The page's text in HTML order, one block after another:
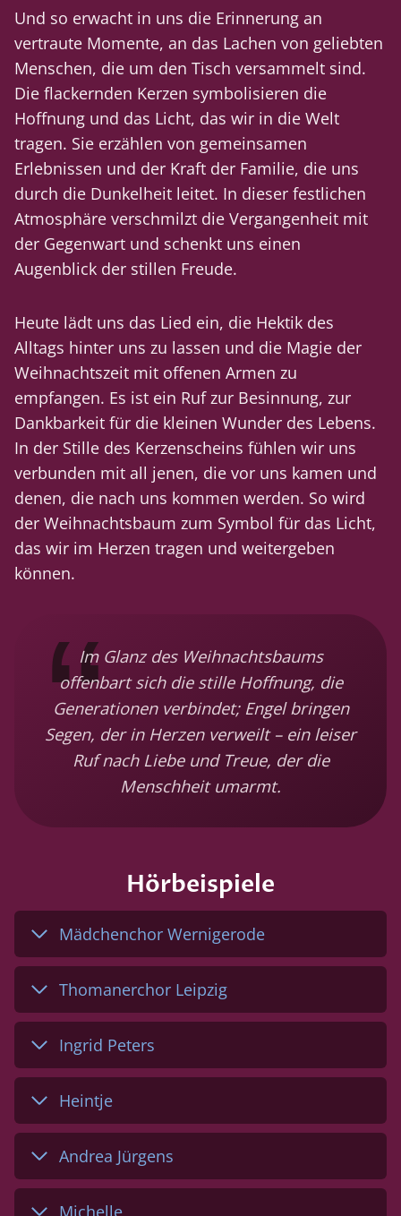
Und so erwacht in uns die Erinnerung an
vertraute Momente, an das Lachen von geliebten
Menschen, die um den Tisch versammelt sind.
Die flackernden Kerzen symbolisieren die
Hoffnung und das Licht, das wir in die Welt
tragen. Sie erzählen von gemeinsamen
Erlebnissen und der Kraft der Familie, die uns
durch die Dunkelheit leitet. In dieser festlichen
Atmosphäre verschmilzt die Vergangenheit mit
der Gegenwart und schenkt uns einen
Augenblick der stillen Freude.
Heute lädt uns das Lied ein, die Hektik des
Alltags hinter uns zu lassen und die Magie der
Weihnachtszeit mit offenen Armen zu
empfangen. Es ist ein Ruf zur Besinnung, zur
Dankbarkeit für die kleinen Wunder des Lebens.
In der Stille des Kerzenscheins fühlen wir uns
verbunden mit all jenen, die vor uns kamen und
denen, die nach uns kommen werden. So wird
der Weihnachtsbaum zum Symbol für das Licht,
das wir im Herzen tragen und weitergeben
können.
Im Glanz des Weihnachtsbaums
offenbart sich die stille Hoffnung, die
Generationen verbindet; Engel bringen
Segen, der in Herzen verweilt – ein leiser
Ruf nach Liebe und Treue, der die
Menschheit umarmt.
Hörbeispiele
Mädchenchor Wernigerode
Thomanerchor Leipzig
Ingrid Peters
Heintje
Andrea Jürgens
Michelle